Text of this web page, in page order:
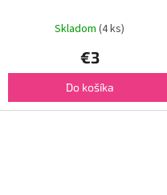
Skladom (4 ks)
€3
Do košíka